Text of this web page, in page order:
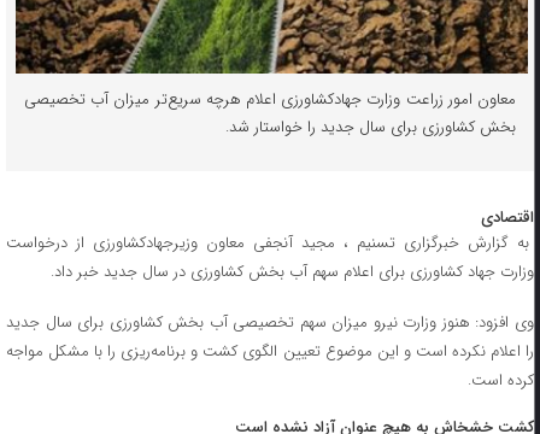
معاون امور زراعت وزارت جهادکشاورزی اعلام هرچه سریع‌تر میزان آب تخصیصی
بخش کشاورزی برای سال جدید را خواستار شد.
اقتصادی
به گزارش خبرگزاری تسنیم ، مجید آنجفی معاون وزیرجهادکشاورزی از درخواست
وزارت جهاد کشاورزی برای اعلام سهم آب بخش کشاورزی در سال جدید خبر داد.
وی افزود: هنوز وزارت نیرو میزان سهم تخصیصی آب بخش کشاورزی برای سال جدید
را اعلام نکرده است و این موضوع تعیین الگوی کشت و برنامه‌ریزی را با مشکل مواجه
کرده است.
کشت خشخاش به هیچ عنوان آزاد نشده است